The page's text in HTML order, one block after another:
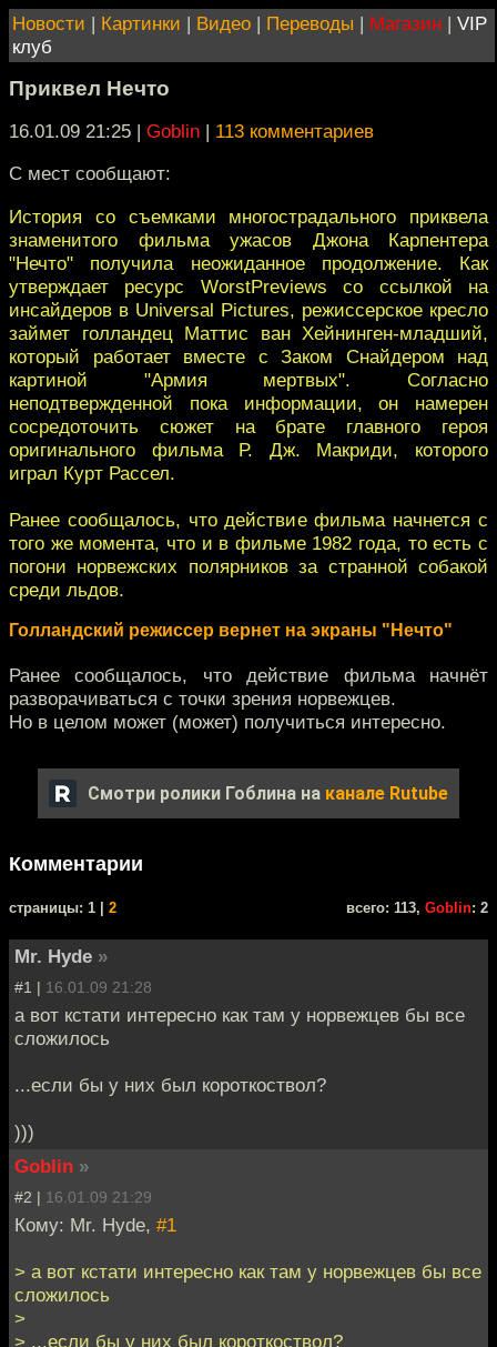
Новости | Картинки | Видео | Переводы | Магазин | VIP
клуб
Приквел Нечто
16.01.09 21:25 | Goblin | 113 комментариев
С мест сообщают:
История со съемками многострадального приквела
знаменитого фильма ужасов Джона Карпентера
"Нечто" получила неожиданное продолжение. Как
утверждает ресурс WorstPreviews со ссылкой на
инсайдеров в Universal Pictures, режиссерское кресло
займет голландец Маттис ван Хейнинген-младший,
который работает вместе с Заком Снайдером над
картиной "Армия мертвых". Согласно
неподтвержденной пока информации, он намерен
сосредоточить сюжет на брате главного героя
оригинального фильма Р. Дж. Макриди, которого
играл Курт Рассел.
Ранее сообщалось, что действие фильма начнется с
того же момента, что и в фильме 1982 года, то есть с
погони норвежских полярников за странной собакой
среди льдов.
Голландский режиссер вернет на экраны "Нечто"
Ранее сообщалось, что действие фильма начнёт
разворачиваться с точки зрения норвежцев.
Но в целом может (может) получиться интересно.
Смотри ролики Гоблина на канале Rutube
Комментарии
cтраницы: 1 | 2 всего: 113, Goblin: 2
Mr. Hyde »
#1 | 16.01.09 21:28
а вот кстати интересно как там у норвежцев бы все
сложилось
...если бы у них был короткоствол?
)))
Goblin »
#2 | 16.01.09 21:29
Кому: Mr. Hyde, #1
> а вот кстати интересно как там у норвежцев бы все
сложилось
>
> ...если бы у них был короткоствол?